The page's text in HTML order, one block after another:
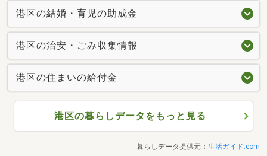
港区の結婚・育児の助成金
港区の治安・ごみ収集情報
港区の住まいの給付金
港区の暮らしデータをもっと見る
暮らしデータ提供元： 生活ガイド.com